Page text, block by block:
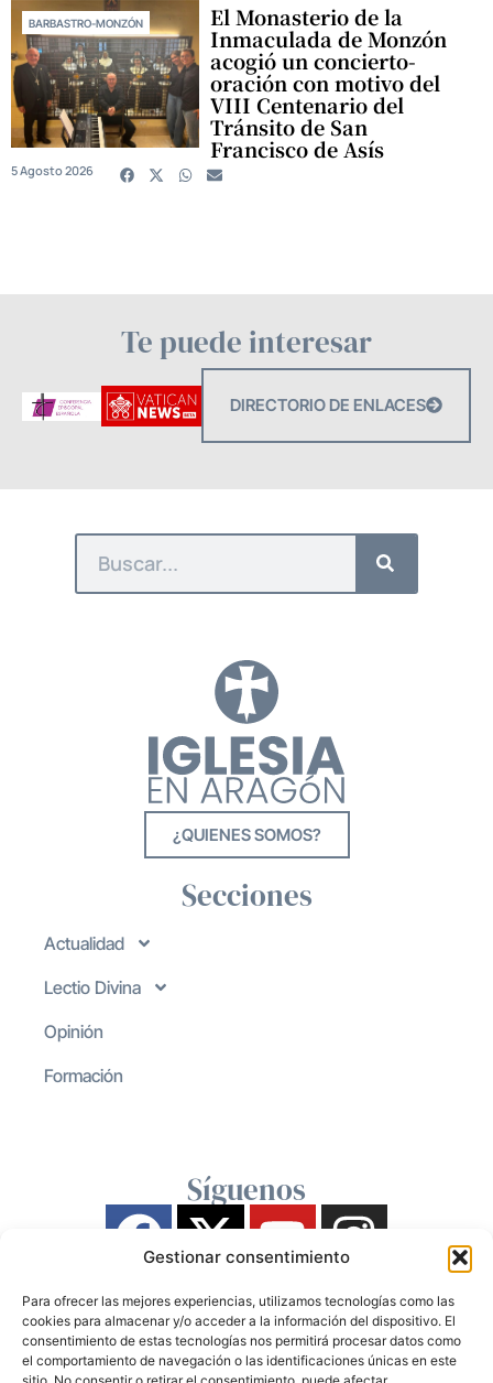
Gestionar consentimiento
Para ofrecer las mejores experiencias, utilizamos tecnologías como las
cookies para almacenar y/o acceder a la información del dispositivo. El
consentimiento de estas tecnologías nos permitirá procesar datos como
el comportamiento de navegación o las identificaciones únicas en este
BARBASTRO-MONZÓN El Monasterio de la
Inmaculada de Monzón
acogió un concierto-
oración con motivo del
VIII Centenario del
Tránsito de San
Francisco de Asís
5 Agosto 2026
Te puede interesar
DIRECTORIO DE ENLACES
¿QUIENES SOMOS?
Secciones
Actualidad
Lectio Divina
Opinión
Formación
Síguenos